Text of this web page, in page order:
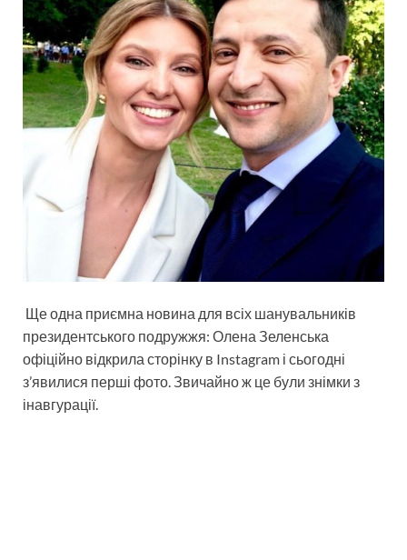
Ще одна приємна новина для всіх шанувальників
президентського подружжя: Олена Зеленська
офіційно відкрила сторінку в Instagram і сьогодні
з’явилися перші фото. Звичайно ж це були знімки з
інавгурації.